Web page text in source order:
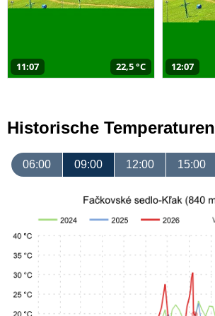
11:07 22,5 °C 12:07
Historische Temperaturen
06:00 09:00 12:00 15:00